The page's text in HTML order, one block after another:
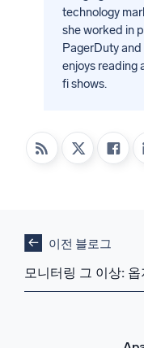
technology
she worked in
PagerDuty
enjoys reading
fi shows.
이전 블로그
모니터링 그 이상: